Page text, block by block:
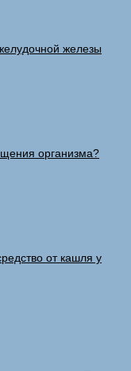
железы
организма?
от кашля у